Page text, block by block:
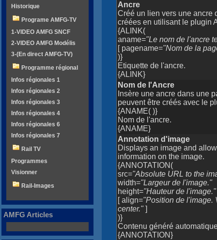
Ancre
Créé un lien vers une ancre
créées en utilisant le plugin
{ALINK(
aname="Le nom de l'ancre
[ pagename="Nom de la
)}
Etiquette de l'ancre.
{ALINK}
Nom de l'Ancre
Insère une ancre dans une
peuvent être créés avec le
{ANAME( )}
Nom de l'ancre.
{ANAME}
Annotation d'image
Displays an image and
information on the image.
{ANNOTATION(
src="Absolute URL to the
width="Largeur de l'image."
height="Hauteur de l'image."
[ align="Position de l'image.
center."]
)}
Contenu généré
{ANNOTATION}
Historique
Programe AMFG-TV
1-VIDEO AMFG SNCF
2-VIDEO AMFG Modélis
3-(En direct AMFG-TV)
Programme régional
Infos régionales 1
Infos régionales 2
Infos régionales 3
Infos régionales 4
Infos régionales 6
Infos régionales 7
Rail TV
Programmes
Visionner
Rail-Images
AMFG Articles